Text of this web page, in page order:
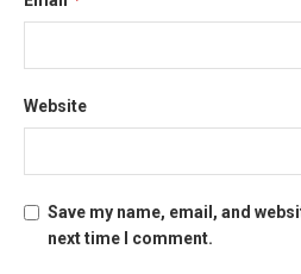
Website
Save my name, email, and
next time I comment.